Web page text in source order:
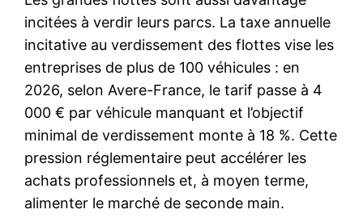
incitées à verdir leurs parcs. La taxe annuelle
incitative au verdissement des flottes vise les
entreprises de plus de 100 véhicules : en
2026, selon Avere-France, le tarif passe à 4
000 € par véhicule manquant et l’objectif
minimal de verdissement monte à 18 %. Cette
pression réglementaire peut accélérer les
achats professionnels et, à moyen terme,
alimenter le marché de seconde main.